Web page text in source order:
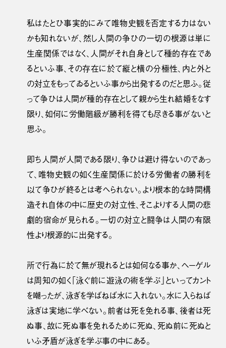
私はたとひ事実的にみて唯物史観を否定する力はない
かも知れないが、然し人間の争ひの一切の根源は単に
生産関係ではなく、人間がそれ自身として種的存在であ
るといふ事、その存在に於て縦と横の分極性、内と外と
の対立をもってゐるといふ事から出発するのだと思ふ。従
って争ひは人間が種的存在として親から生れ結婚をなす
限り、如何に労働階級が勝利を得ても尽きる事がないと
思ふ。
即ち人間が人間である限り、争ひは避け得ないのであっ
て、唯物史観の如く生産関係に於ける労働者の勝利を
以て争ひが終るとは考へられない。より根本的な時間構
造それ自体の中に歴史の対立性、そこよりする人間の悲
劇的宿命が見られる。一切の対立と闘争は人間の有限
性より根源的に出発する。
所で行為に於て無が現れるとは如何なる事か、ヘーゲル
は周知の如く「泳ぐ前に遊泳の術を学ぶ」といってカント
を嘲ったが、泳ぎを学ばねば水に入れない。水に入らねば
泳ぎは実地に学べない。前者は死を免れる事、後者は死
ぬ事、故に死ぬ事を免れるために死ぬ、死ぬ前に死ぬと
いふ矛盾が泳ぎを学ぶ事の中にある。